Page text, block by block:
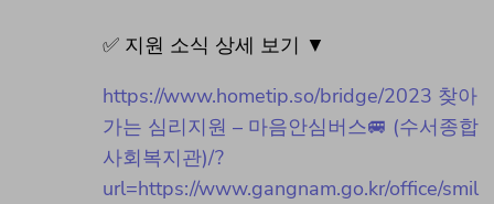
✅ 지원 소식 상세 보기 ▼
https://www.hometip.so/bridge/2023 찾아
가는 심리지원 – 마음안심버스🚐 (수서종합
사회복지관)/?
url=https://www.gangnam.go.kr/office/smil